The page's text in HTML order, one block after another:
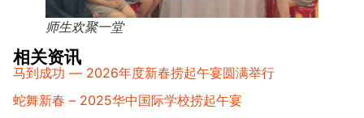
师生欢聚一堂
相关资讯
马到成功 — 2026年度新春捞起午宴圆满举行
蛇舞新春 – 2025华中国际学校捞起午宴